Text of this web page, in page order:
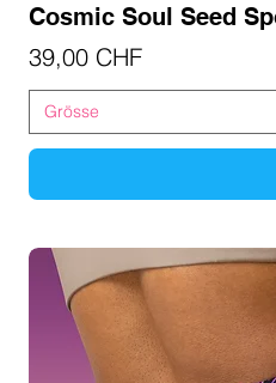
Cosmic Soul Seed
Preis
39,00 CHF